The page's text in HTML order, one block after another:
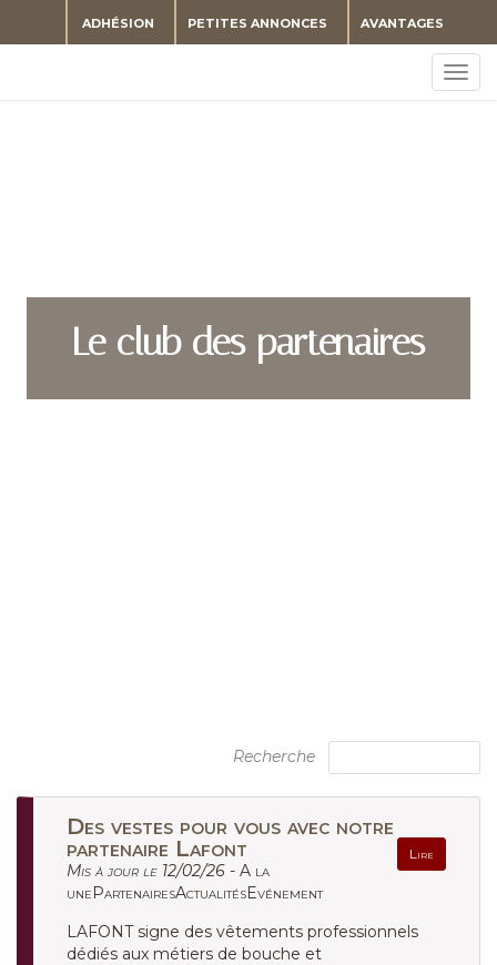
AVANTAGES
PETITES ANNONCES
ADHÉSION
Le club des partenaires
Recherche
Des vestes pour vous avec notre
partenaire Lafont
Lire
Mis à jour le 12/02/26 - A la
unePartenairesActualitésEvénement
LAFONT signe des vêtements professionnels
dédiés aux métiers de bouche et